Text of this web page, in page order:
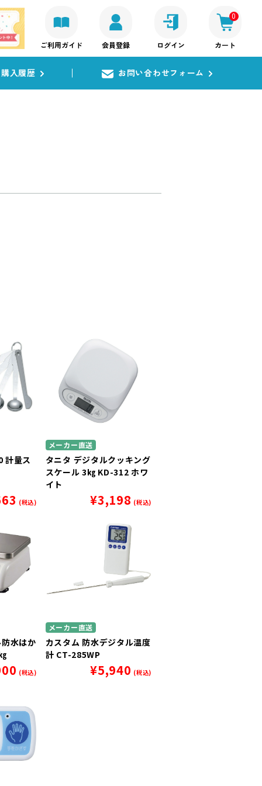
ご利用ガイド 会員登録 ログイン
0
カート
購入履歴 お問い合わせフォーム
計量ス
(税込)
メーカー直送
タニタ デジタルクッキング
スケール 3㎏ KD-312 ホワ
イト
¥3,198 (税込)
水はか
(税込)
メーカー直送
カスタム 防水デジタル温度
計 CT-285WP
¥5,940 (税込)